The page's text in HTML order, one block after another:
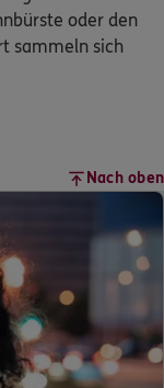
oder den
sammeln sich
Nach oben